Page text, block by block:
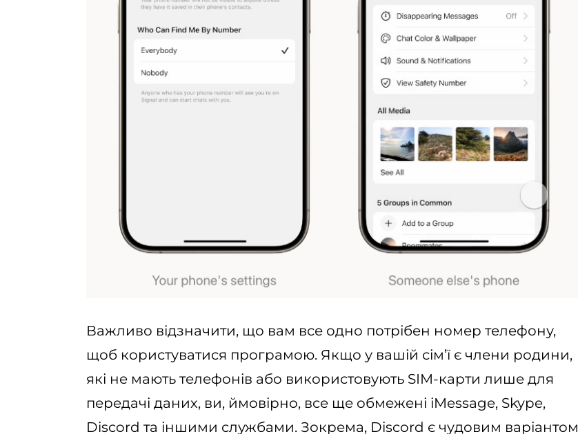
Важливо відзначити, що вам все одно потрібен номер телефону,
щоб користуватися програмою. Якщо у вашій сім’ї є члени родини,
які не мають телефонів або використовують SIM-карти лише для
передачі даних, ви, ймовірно, все ще обмежені iMessage, Skype,
Discord та іншими службами. Зокрема, Discord є чудовим варіантом